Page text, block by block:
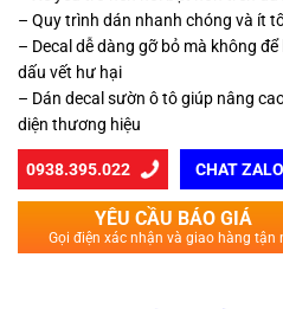
– Quy trình dán nhanh chóng và ít
– Decal dễ dàng gỡ bỏ mà không để
dấu vết hư hại
– Dán decal sườn ô tô giúp nâng
diện thương hiệu
0938.395.022 CHAT ZALO
YÊU CẦU BÁO GIÁ
Gọi điện xác nhận và giao hàng tận